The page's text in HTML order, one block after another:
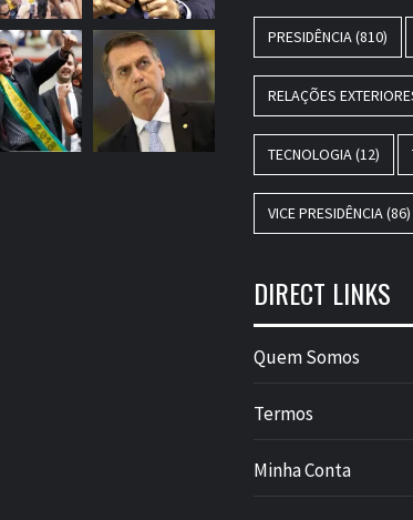
PRESIDÊNCIA (810)
RELAÇÕES
TECNOLOGIA (12)
VICE PRESIDÊNCIA (86)
DIRECT LINKS
Quem Somos
Termos
Minha Conta